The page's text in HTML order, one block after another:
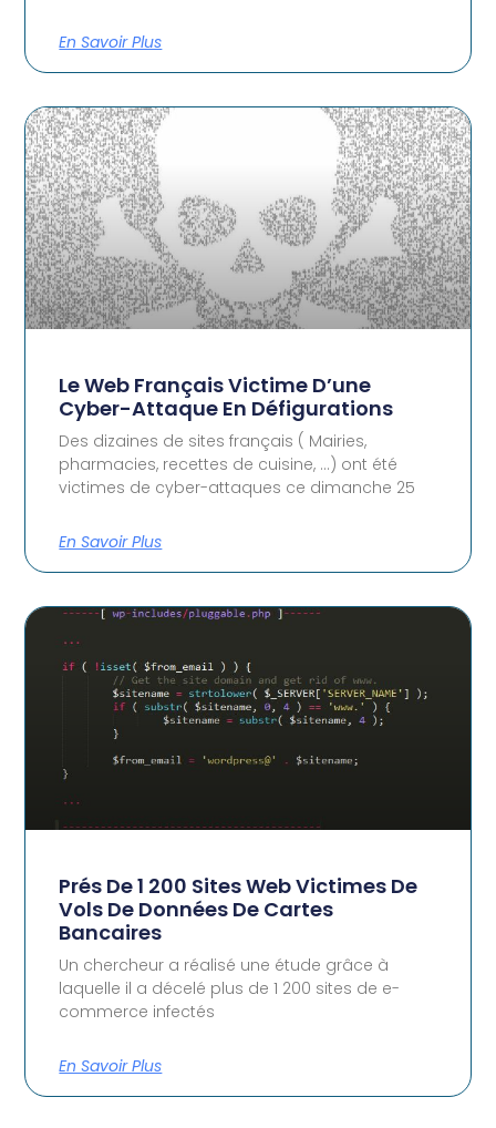
En Savoir Plus
Le Web Français Victime D’une
Cyber-Attaque En Défigurations
Des dizaines de sites français ( Mairies,
pharmacies, recettes de cuisine, …) ont été
victimes de cyber-attaques ce dimanche 25
En Savoir Plus
Prés De 1 200 Sites Web Victimes De
Vols De Données De Cartes
Bancaires
Un chercheur a réalisé une étude grâce à
laquelle il a décelé plus de 1 200 sites de e-
commerce infectés
En Savoir Plus